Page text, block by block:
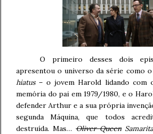
O primeiro desses dois
apresentou o universo da série como o
hiatus– o jovem Harold lidando com
memória do pai em 1979/1980, e o
defender Arthur e a sua própria
segunda Máquina, que todos
destruída. Mas…Oliver Queen